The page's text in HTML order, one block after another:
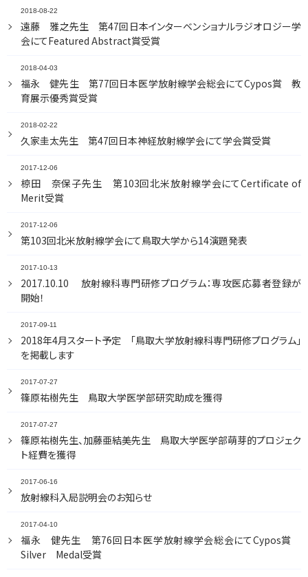
2018-08-22
遠藤 雅之先生 第47回日本インターベンショナルラジオロジー学
会にてFeatured Abstract賞受賞
2018-04-03
福永 健先生 第77回日本医学放射線学会総会にてCypos賞 教
育展示優秀賞受賞
2018-02-22
久家圭太先生 第47回日本神経放射線学会にて学会賞受賞
2017-12-06
椋田 奈保子先生 第103回北米放射線学会にてCertificate of
Merit受賞
2017-12-06
第103回北米放射線学会にて鳥取大学から14演題発表
2017-10-13
2017.10.10 放射線科専門研修プログラム：専攻医応募者登録が
開始！
2017-09-11
2018年4月スタート予定 「鳥取大学放射線科専門研修プログラム」
を掲載します
2017-07-27
篠原祐樹先生 鳥取大学医学部研究助成を獲得
2017-07-27
篠原祐樹先生、加藤亜結美先生 鳥取大学医学部萌芽的プロジェク
ト経費を獲得
2017-06-16
放射線科入局説明会のお知らせ
2017-04-10
福永 健先生 第76回日本医学放射線学会総会にてCypos賞
Silver Medal受賞